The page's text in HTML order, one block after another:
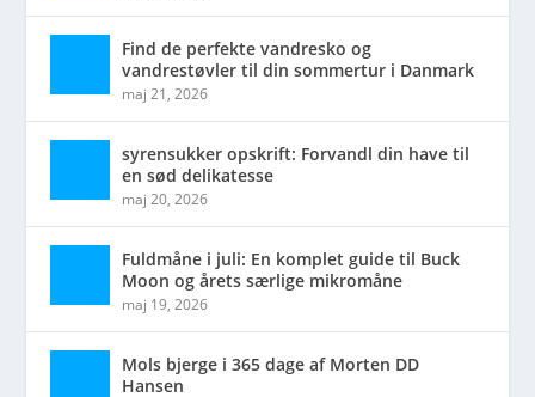
Find de perfekte vandresko og
vandrestøvler til din sommertur i Danmark
maj 21, 2026
syrensukker opskrift: Forvandl din have til
en sød delikatesse
maj 20, 2026
Fuldmåne i juli: En komplet guide til Buck
Moon og årets særlige mikromåne
maj 19, 2026
Mols bjerge i 365 dage af Morten DD
Hansen